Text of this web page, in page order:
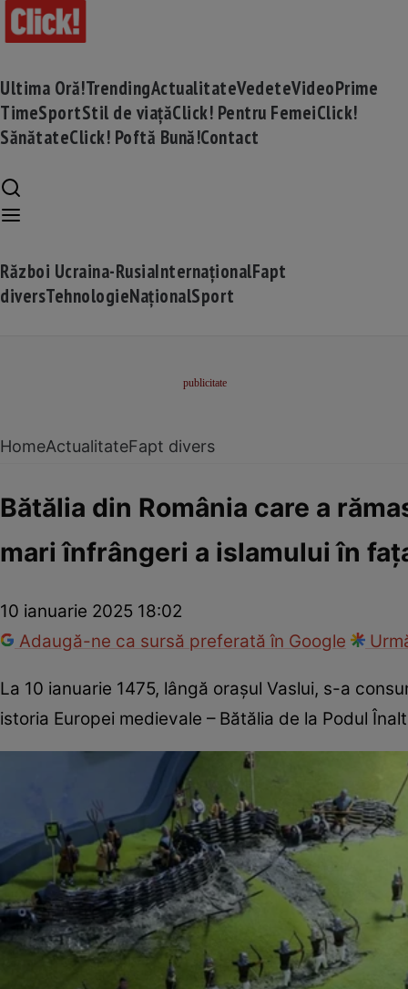
Ultima Oră!TrendingActualitateVedeteVideoPrime
TimeSportStil de viațăClick! Pentru FemeiClick!
SănătateClick! Poftă Bună!Contact
Război Ucraina-RusiaInternaționalFapt
diversTehnologieNaționalSport
HomeActualitateFapt divers
Bătălia din România care a
mari înfrângeri a islamului în
10 ianuarie 2025 18:02
Adaugă-ne ca sursă preferată în Google
La 10 ianuarie 1475, lângă orașul Vaslui, s-a
istoria Europei medievale – Bătălia de la Podul